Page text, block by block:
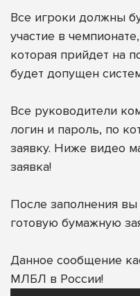
Все игроки должны
участие в
которая прийдет на
будет допущен
Все руководители
логин и пароль, по
заявку. Ниже видео
заявка!
После заполнения
готовую бумажную
Данное сообщение
МЛБЛ в России!